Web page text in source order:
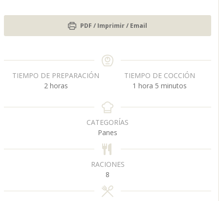
PDF / Imprimir / Email
TIEMPO DE PREPARACIÓN
2h
r
horas
TIEMPO DE COCCIÓN
1 h
r
hora 5m
n
s
minutos
CATEGORÍAS
Panes
RACIONES
8